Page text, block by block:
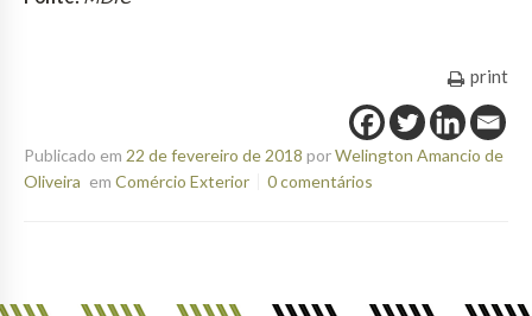
print
Publicado em 22 de fevereiro de 2018 porWelington Amancio de
Oliveira em Comércio Exterior 0 comentários